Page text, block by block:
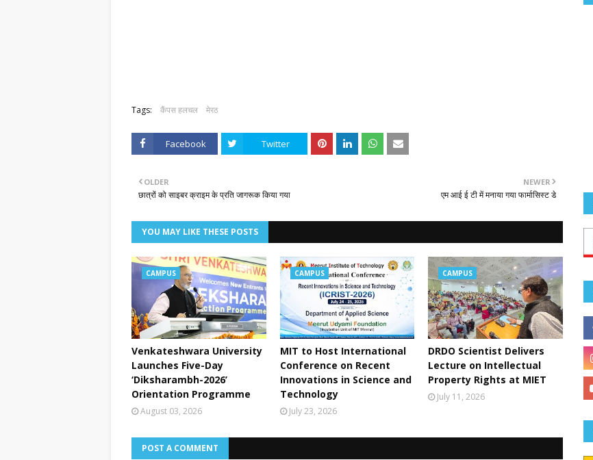
Tags: कैंपस हलचल मेरठ
Facebook Twitter
NEWER
एम आई ई टी में मनाया गया फार्मासिस्ट डे
OLDER
छात्रों को साइबर क्राइम के प्रति जागरूक किया गया
YOU MAY LIKE THESE POSTS
CAMPUS
Venkateshwara University
Launches Five-Day
‘Diksharambh-2026’
Orientation Programme
August 03, 2026
CAMPUS
MIT to Host International
Conference on Recent
Innovations in Science and
Technology
July 23, 2026
CAMPUS
DRDO Scientist Delivers
Lecture on Intellectual
Property Rights at MIET
July 11, 2026
POST A COMMENT